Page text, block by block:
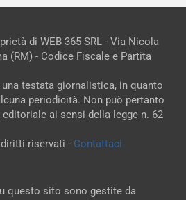
di WEB 365 SRL - Via Nicola
(RM) - Codice Fiscale e Partita
testata giornalistica, in quanto
periodicità. Non può pertanto
ai sensi della legge n. 62
riservati - Contattaci
questo sito sono gestite da